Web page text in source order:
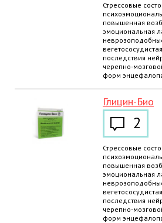
Стрессовые
повышенная
эмоциональная
последствия
черепно-
форм
Глицин-Био
2
Стрессовые
повышенная
эмоциональная
последствия
черепно-
форм